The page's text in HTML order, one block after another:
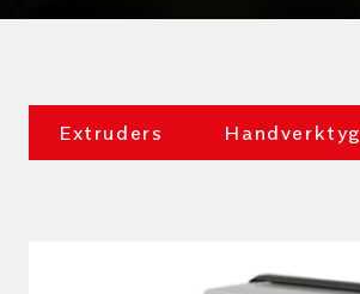
Extruders Handverktyg